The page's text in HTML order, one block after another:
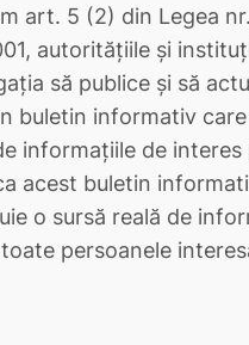
art. 5 (2) din Legea nr.
autoritățiile și
să publice și să
buletin informativ
informațiile de interes
acest buletin
o sursă reală de
persoanele